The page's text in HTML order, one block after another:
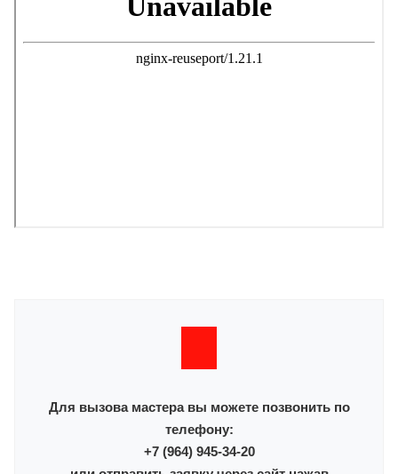
Для вызова мастера вы можете позвонить по
телефону:
+7 (964) 945-34-20